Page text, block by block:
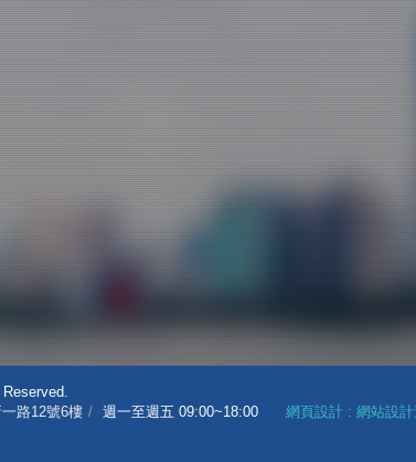
路12號6樓 週一至週五 09:00~18:00 網頁設計 : 網站設計